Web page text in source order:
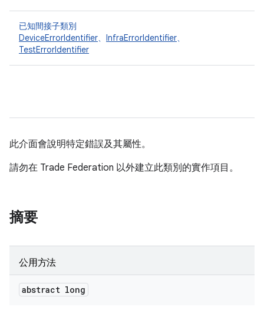
已知間接子類別
DeviceErrorIdentifier、 InfraErrorIdentifier、
TestErrorIdentifier
此介面會說明特定錯誤及其屬性。
請勿在 Trade Federation 以外建立此類別的實作項目。
摘要
公用方法
abstract long